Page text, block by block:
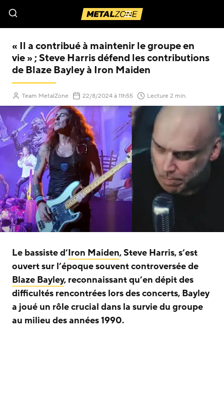
Menu
« Il a contribué à maintenir le groupe en
vie » ; Steve Harris défend les contributions
de Blaze Bayley à Iron Maiden
Team MetalZone 22/8/2024(Mis à jour le )
à 11h55 Lecture 2 min.
Le bassiste d’Iron Maiden, Steve Harris, s’est
ouvert sur l’époque souvent controversée de
Blaze Bayley, reconnaissant qu’en dépit des
difficultés rencontrées lors des concerts, Bayley
a joué un rôle crucial dans la survie du groupe
au milieu des années 1990.